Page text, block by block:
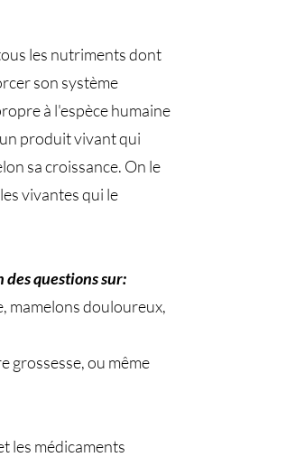
les nutriments dont
son système
à l'espèce humaine
produit vivant qui
sa croissance. On le
vivantes qui le
questions sur:
mamelons douloureux,
grossesse, ou même
les médicaments